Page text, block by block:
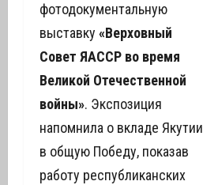
фотодокументальную
выставку «Верховный
Совет ЯАССР во время
Великой Отечественной
войны». Экспозиция
напомнила о вкладе Якутии
в общую Победу, показав
работу республиканских